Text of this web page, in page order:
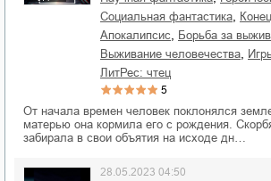
социальная фантастика
апокалипсис борьба за
выживание человечества
ЛитРес: чтец
5
От начала времен человек поклонялся
матерью она кормила его с рождения.
забирала в свои объятия на исходе дн…
28.05.2023 04:50